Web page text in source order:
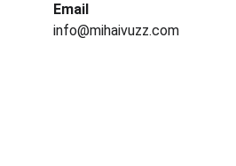
Email
info@mihaivuzz.com